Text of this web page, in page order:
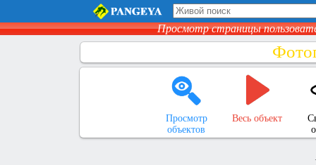
Просмотр страницы
Просмотр
объектов
Весь объект